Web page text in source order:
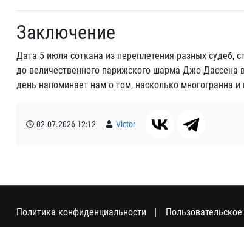
Заключение
Дата 5 июля соткана из переплетения разных судеб,
до величественного парижского шарма Джо Дассена
день напоминает нам о том, насколько многогранна
02.07.2026 12:12 Victor
Политика конфиденциальности